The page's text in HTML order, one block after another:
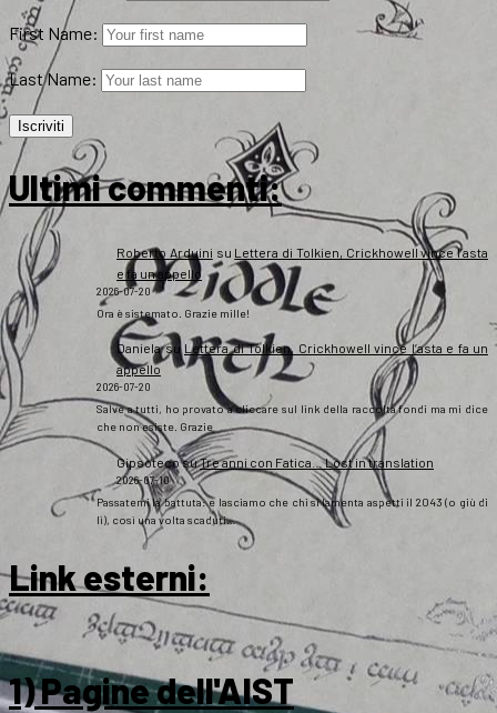
First Name:
Last Name:
Ultimi commenti:
Roberto Arduini su Lettera di Tolkien, Crickhowell vince l’asta
e fa un appello
2026-07-20
Ora è sistemato. Grazie mille!
Danielasu Lettera di Tolkien, Crickhowell vince l’asta e fa un
appello
2026-07-20
Salve a tutti, ho provato a cliccare sul link della raccolta fondi ma mi dice
che non esiste. Grazie
GipsotecosuTre anni con Fatica… Lost in translation
2026-07-10
Passatemi la battuta: e lasciamo che chi si lamenta aspetti il 2043 (o giù di
lì), così una volta scaduti…
Link esterni:
1) Pagine dell'AIST